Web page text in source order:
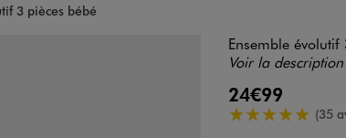
3 pièces bébé
Ensemble évolutif
Voir la description
24€99
5/5 de moyenne
(35